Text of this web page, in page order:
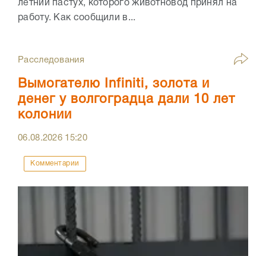
летний пастух, которого животновод принял на
работу. Как сообщили в...
Расследования
Вымогателю Infiniti, золота и
денег у волгоградца дали 10 лет
колонии
06.08.2026 15:20
Комментарии